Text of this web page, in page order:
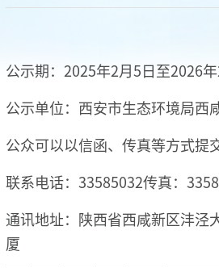
公示期：2025年2月5日至2026
公示单位：西安市生态环境局西
公众可以以信函、传真等方式提
联系电话：33585032传真：
通讯地址：陕西省西咸新区沣泾
厦